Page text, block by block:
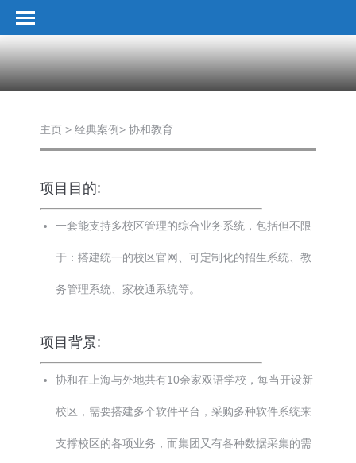
主页 > 经典案例> 协和教育
项目目的:
一套能支持多校区管理的综合业务系统，包括但不限
于：搭建统一的校区官网、可定制化的招生系统、教
务管理系统、家校通系统等。
项目背景:
协和在上海与外地共有10余家双语学校，每当开设新
校区，需要搭建多个软件平台，采购多种软件系统来
支撑校区的各项业务，而集团又有各种数据采集的需